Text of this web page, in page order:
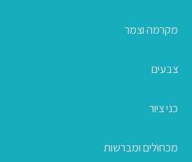
מקרמה וצמר
צבעים
כני ציור
מכחולים ומברשות